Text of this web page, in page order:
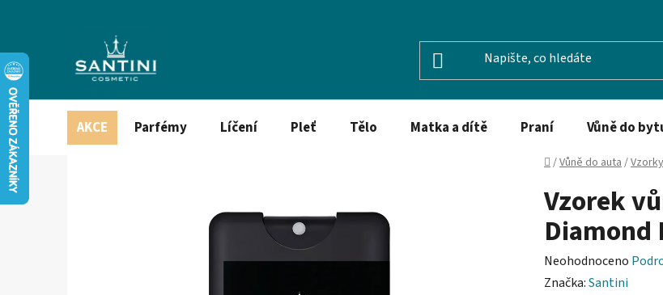
AKCE Parfémy Líčení Pleť Tělo Matka a dítě Praní Vůně do
Domů
/Vůně do auta/
Vzorek
Diamond
Průměrné
hodnocení
Neohodnoceno
Značka:Santini